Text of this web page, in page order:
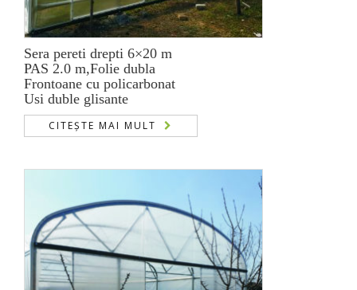
Sera pereti drepti 6×20 m
PAS 2.0 m,Folie dubla
Frontoane cu policarbonat
Usi duble glisante
CITEȘTE MAI MULT